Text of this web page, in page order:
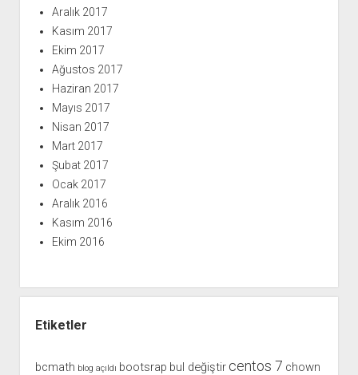
Aralık 2017
Kasım 2017
Ekim 2017
Ağustos 2017
Haziran 2017
Mayıs 2017
Nisan 2017
Mart 2017
Şubat 2017
Ocak 2017
Aralık 2016
Kasım 2016
Ekim 2016
Etiketler
bcmath blog açıldı bootsrap bul değiştir centos 7 chown